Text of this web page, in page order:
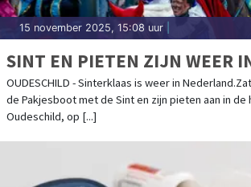
15 november 2025, 15:08 uur
SINT EN PIETEN ZIJN WEER
OUDESCHILD - Sinterklaas is weer in
de Pakjesboot met de Sint en zijn pieten aan in de
Oudeschild, op [...]